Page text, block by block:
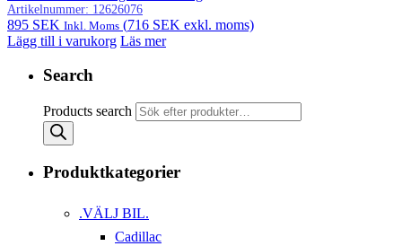
Artikelnummer: 12626076
895 SEK Inkl. Moms (716 SEK exkl. moms)
Lägg till i varukorg Läs mer
Search
Products search
Produktkategorier
.VÄLJ BIL.
Cadillac